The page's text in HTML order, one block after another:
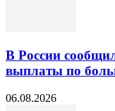
В России
выплаты по
06.08.2026